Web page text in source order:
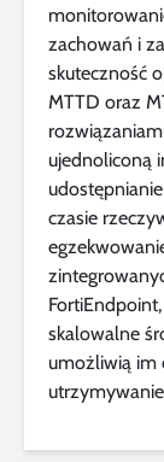
zachowań i
skuteczność
MTTD oraz
ujednoliconą
czasie
skalowalne
umożliwią im